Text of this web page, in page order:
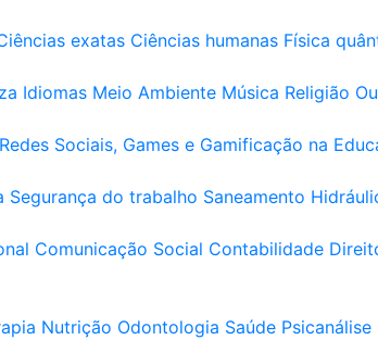
exatas Ciências humanas Física
Idiomas Meio Ambiente Música Religião
Redes Sociais, Games e Gamificação na
Segurança do trabalho Saneamento
Comunicação Social Contabilidade
Nutrição Odontologia Saúde Psicanálise